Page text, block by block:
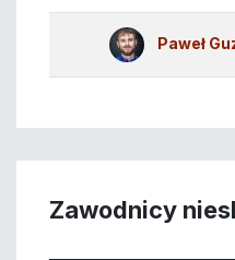
Paweł
Zawodnicy